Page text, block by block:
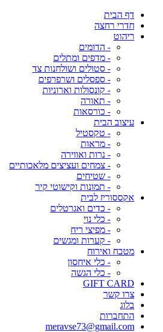
דף הבית
חדרי רחצה
ריהוט
- הדומים
- מדפים ומתלים
- סטולים ושולחנות צד
- ספסלים ושרפרפים
- קונסולות וארוניות
- תאורה
- כורסאות
עיצוב הבית
- טקסטיל
- מראות
- נרות ואווירה
- צמחים ועציצים מלאכותיים
- שטיחים
- תמונות וקישוטי קיר
אקססוריז לבית
- כדים ואגרטלים
- כלי נוי
- מפיצי ריח
- קערות ומגשים
מטבח ואירוח
- כלי איחסון
- כלי הגשה
GIFT CARD
צרו קשר
בלוג
התחברות
meravse73@gmail.com